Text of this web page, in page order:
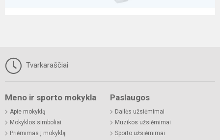
Tvarkaraščiai
Meno ir sporto mokykla
Apie mokyklą
Mokyklos simboliai
Priėmimas į mokyklą
Paslaugos
Dailės užsiėmimai
Muzikos užsiėmimai
Sporto užsiėmimai